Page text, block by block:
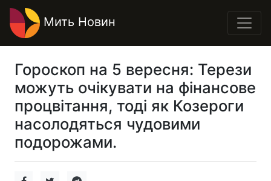
Мить Новин
Гороскоп на 5 вересня: Терези
можуть очікувати на фінансове
процвітання, тоді як Козероги
насолодяться чудовими
подорожами.